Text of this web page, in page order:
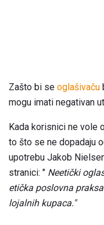
Zašto bi se oglašivaču
mogu imati negativan
Kada korisnici ne vole
to što se ne dopadaju
upotrebu Jakob
stranici: " Neetički
etička poslovna
lojalnih kupaca."